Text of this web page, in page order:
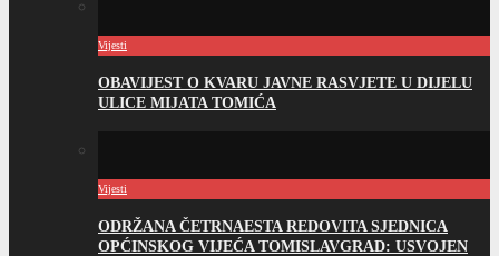
Vijesti
OBAVIJEST O KVARU JAVNE RASVJETE U DIJELU
ULICE MIJATA TOMIĆA
Vijesti
ODRŽANA ČETRNAESTA REDOVITA SJEDNICA
OPĆINSKOG VIJEĆA TOMISLAVGRAD: USVOJEN